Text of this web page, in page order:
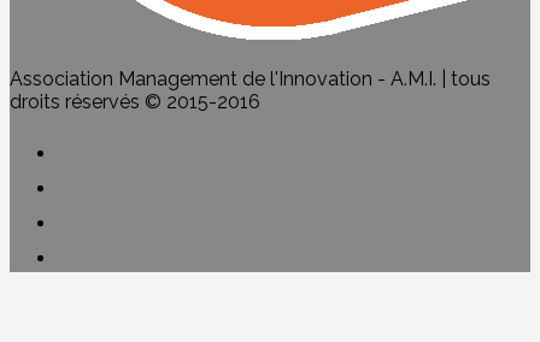
Association Management de l'Innovation - A.M.I. | tous
droits réservés © 2015-2016